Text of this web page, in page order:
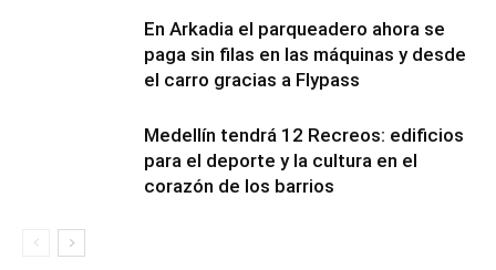
En Arkadia el parqueadero ahora se
paga sin filas en las máquinas y desde
el carro gracias a Flypass
Medellín tendrá 12 Recreos: edificios
para el deporte y la cultura en el
corazón de los barrios